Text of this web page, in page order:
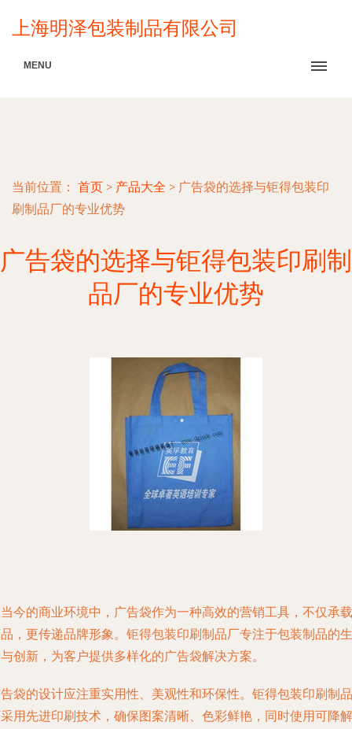
上海明泽包装制品有限公司
MENU
当前位置： 首页 > 产品大全 > 广告袋的选择与钜得包装印
刷制品厂的专业优势
广告袋的选择与钜得包装印刷制
品厂的专业优势
今的商业环境中，广告袋作为一种高效的营销工具，不仅承载
，更传递品牌形象。钜得包装印刷制品厂专注于包装制品的生
创新，为客户提供多样化的广告袋解决方案。
袋的设计应注重实用性、美观性和环保性。钜得包装印刷制品
用先进印刷技术，确保图案清晰、色彩鲜艳，同时使用可降解